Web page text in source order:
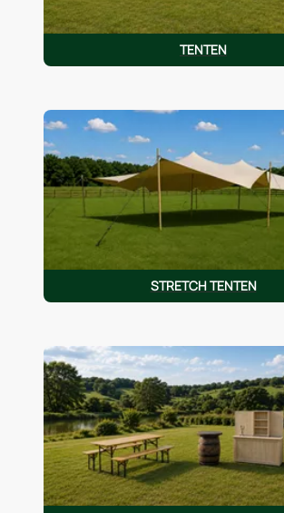
TENTEN
STRETCH TENTEN